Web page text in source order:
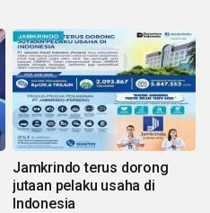
Jamkrindo terus dorong
jutaan pelaku usaha di
Indonesia